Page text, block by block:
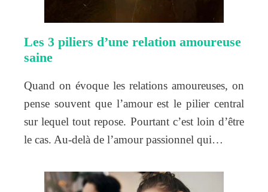
Les 3 piliers d’une relation amoureuse
saine
Quand on évoque les relations amoureuses, on
pense souvent que l’amour est le pilier central
sur lequel tout repose. Pourtant c’est loin d’être
le cas. Au-delà de l’amour passionnel qui…